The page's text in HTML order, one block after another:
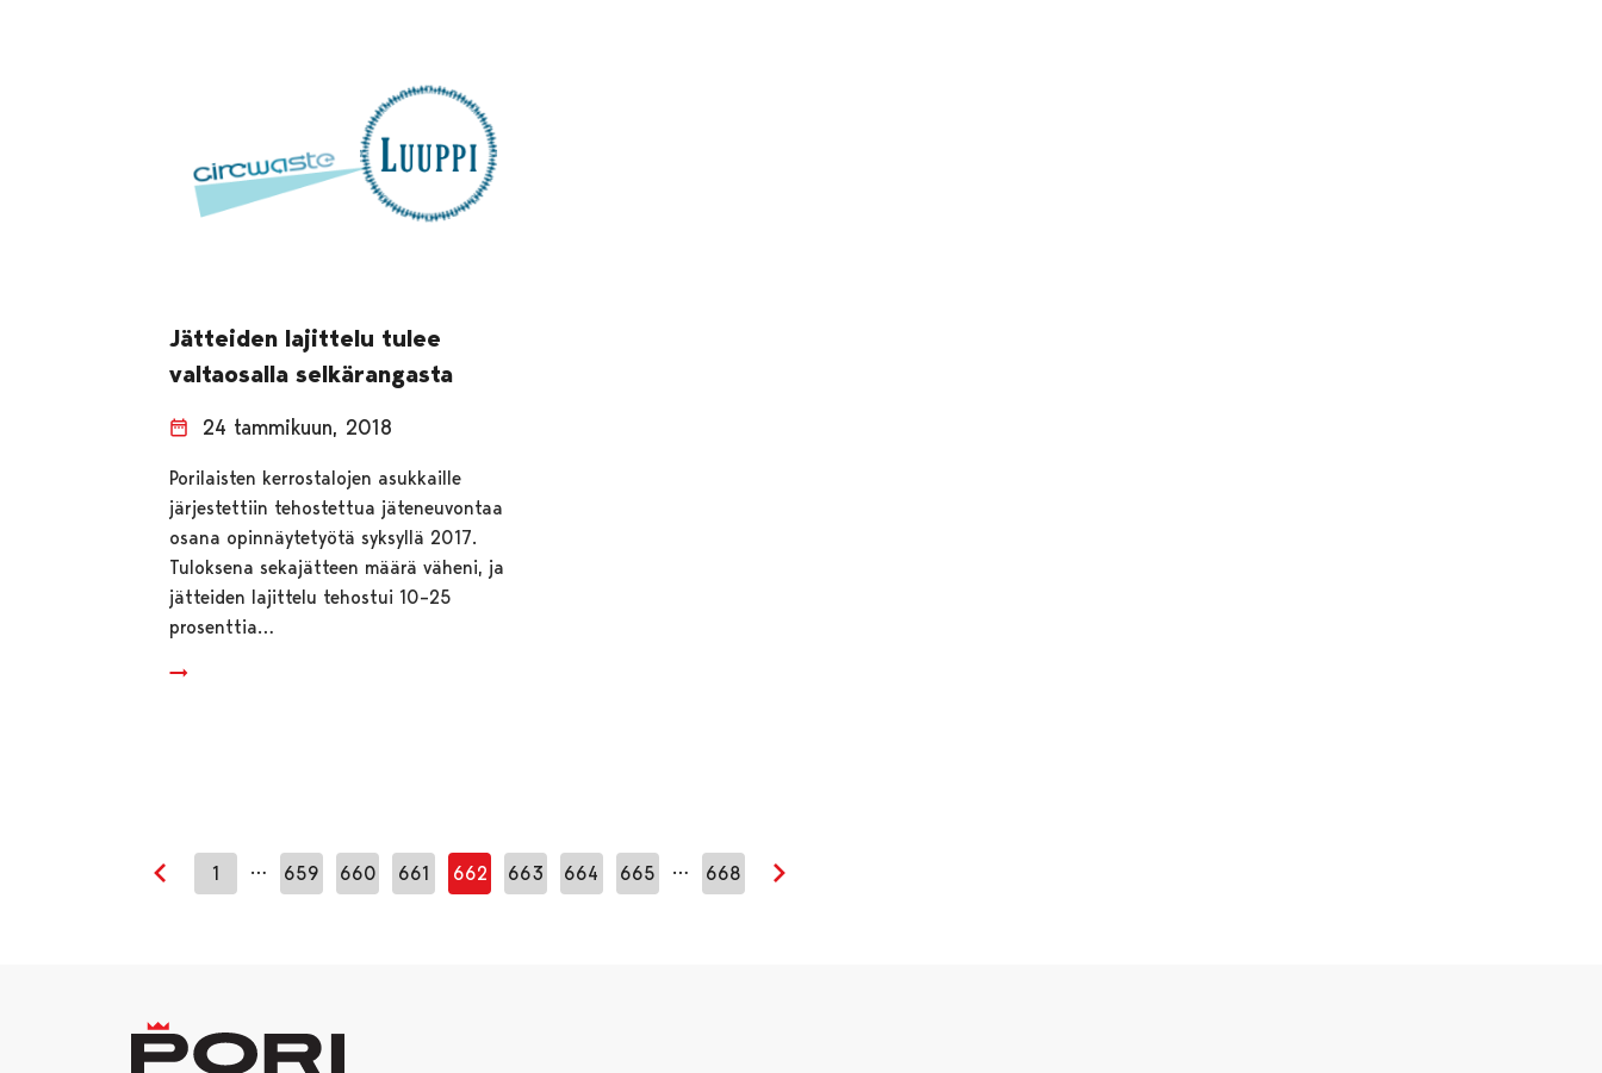
Jätteiden lajittelu tulee
valtaosalla selkärangasta
24 tammikuun, 2018
Porilaisten kerrostalojen asukkaille
järjestettiin tehostettua jäteneuvontaa
osana opinnäytetyötä syksyllä 2017.
Tuloksena sekajätteen määrä väheni, ja
jätteiden lajittelu tehostui 10–25
prosenttia…
Edellinen sivu
1 … 659 660 661 662 663 664 665 … 668